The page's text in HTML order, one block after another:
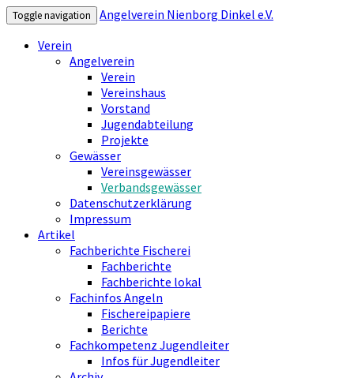
Toggle navigation
Angelverein Nienborg Dinkel e.V.
Verein
Angelverein
Verein
Vereinshaus
Vorstand
Jugendabteilung
Projekte
Gewässer
Vereinsgewässer
Verbandsgewässer
Datenschutzerklärung
Impressum
Artikel
Fachberichte Fischerei
Fachberichte
Fachberichte lokal
Fachinfos Angeln
Fischereipapiere
Berichte
Fachkompetenz Jugendleiter
Infos für Jugendleiter